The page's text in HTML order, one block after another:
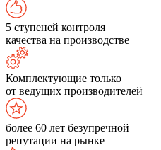
5 ступеней контроля
качества на производстве
Комплектующие только
от ведущих производителей
более 60 лет безупречной
репутации на рынке